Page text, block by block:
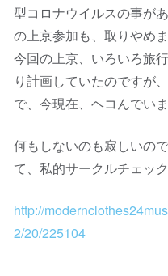
型コロナウイルスの事が
の上京参加も、取りやめま
今回の上京、いろいろ旅
り計画していたのですが
で、今現在、ヘコんでいま
何もしないのも寂しいの
て、私的サークルチェッ
http://
2/20/225104